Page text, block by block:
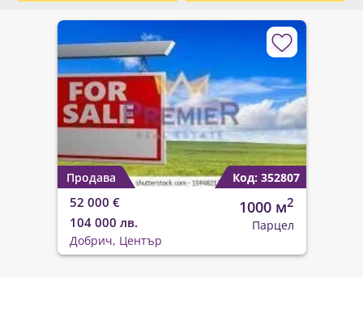
Продава Код: 352807
52 000 €
104 000 лв.
1000 м2
Парцел
Добрич, Център